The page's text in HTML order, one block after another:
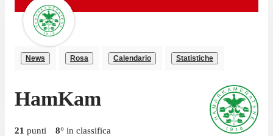
News Rosa Calendario Statistiche
HamKam
21 punti 8° in classifica